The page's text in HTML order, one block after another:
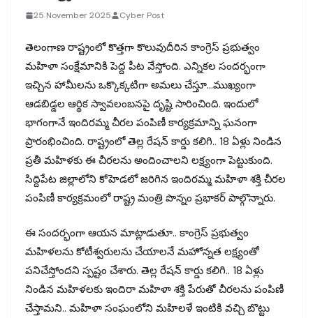
25 November 2025 Cyber Post
తెలంగాణ రాష్ట్రంలో కొత్తగా కొలువుదీరిన కాంగ్రెస్ ప్రభుత్వం
మహిళా సంక్షేమానికి పెద్ద పీట వేస్తోంది. ఎన్నికల సందర్భంగా
ఇచ్చిన హామీలను ఒక్కొక్కటిగా అమలు చేస్తూ…ముఖ్యంగా
ఆడబిడ్డల ఆర్థిక స్వావలంబనపై దృష్టి సారించింది. ఇందులో
భాగంగానే ఇందిరమ్మ చీరల పంపిణీ కార్యక్రమాన్ని ఘనంగా
ప్రారంభించింది. రాష్ట్రంలో తెల్ల రేషన్ కార్డు కలిగి.. 18 ఏళ్లు నిండిన
ప్రతీ మహిళకు ఈ చీరలను అందించాలని లక్ష్యంగా పెట్టుకుంది.
సిద్దిపేట జిల్లాలోని కోహెడలో జరిగిన ఇందిరమ్మ మహిళా శక్తి చీరల
పంపిణీ కార్యక్రమంలో రాష్ట్ర మంత్రి పొన్నం ప్రభాకర్ పాల్గొన్నారు.
ఈ సందర్భంగా ఆయన మాట్లాడుతూ.. కాంగ్రెస్ ప్రభుత్వం
మహిళలను కోటీశ్వరులను చేయాలనే మహోన్నత లక్ష్యంతో
పనిచేస్తోందని స్పష్టం చేశారు. తెల్ల రేషన్ కార్డు కలిగి.. 18 ఏళ్లు
నిండిన మహిళలకు ఇందిరా మహిళా శక్తి పేరుతో చీరలను పంపిణీ
చేస్తామని.. మహిళా సంఘంలోని మహిలళే ఇంటికి వచ్చి బొట్టు